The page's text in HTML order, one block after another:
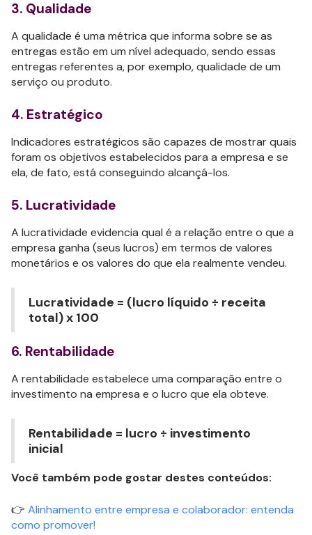
3. Qualidade
A qualidade é uma métrica que informa sobre se as
entregas estão em um nível adequado, sendo essas
entregas referentes a, por exemplo, qualidade de um
serviço ou produto.
4. Estratégico
Indicadores estratégicos são capazes de mostrar quais
foram os objetivos estabelecidos para a empresa e se
ela, de fato, está conseguindo alcançá-los.
5. Lucratividade
A lucratividade evidencia qual é a relação entre o que a
empresa ganha (seus lucros) em termos de valores
monetários e os valores do que ela realmente vendeu.
Lucratividade = (lucro líquido ÷ receita
total) x 100
6. Rentabilidade
A rentabilidade estabelece uma comparação entre o
investimento na empresa e o lucro que ela obteve.
Rentabilidade = lucro ÷ investimento
inicial
Você também pode gostar destes conteúdos:
👉 Alinhamento entre empresa e colaborador: entenda
como promover!